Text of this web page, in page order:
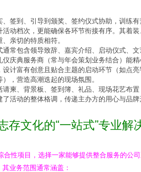
、签到、引导到颁奖、签约仪式协助，训练有
活动档次，更能确保各环节衔接有序。其着装
亲切的特质相符。
通常包含领导致辞、嘉宾介绍、启动仪式、文
仪庆典服务商（常与年会策划业务结合）能精
设计富有创意且贴合主题的启动环节（如点亮
，营造高潮迭起的现场氛围。
请柬、背景板、签到簿、礼品、现场花艺布置
了活动的整体格调，传递主办方的用心与品牌
存文化的“一站式”专业解
合性项目，选择一家能够提供整合服务的公
业务范围通常涵盖：